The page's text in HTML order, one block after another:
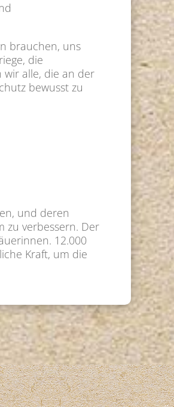
brauchen, uns
die
alle, die an der
bewusst zu
und deren
zu verbessern. Der
12.000
Kraft, um die